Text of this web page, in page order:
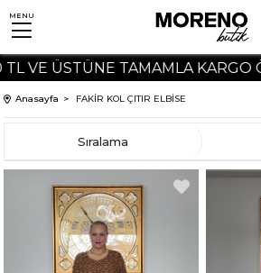
ÜSTÜNE TAMAMLA KARGO
MENU
Anasayfa FAKİR KOL ÇITIR ELBİSE
Sıralama